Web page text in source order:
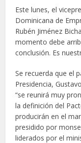
Este lunes, el
Dominicana de
Rubén Jiménez
momento debe
conclusión. Es
Se recuerda que el
Presidencia,
“se reunirá muy
la definición del
producirán en el
presidido por
liderados por el